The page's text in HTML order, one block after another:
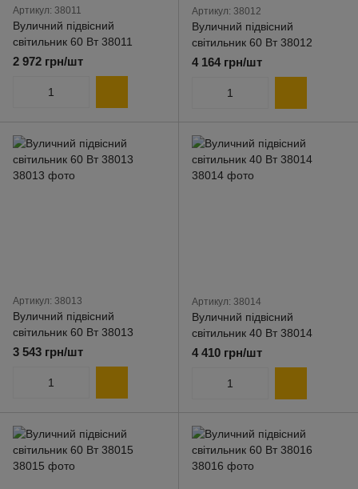
Артикул: 38011
Вуличний підвісний
світильник 60 Вт 38011
2 972 грн/шт
Артикул: 38012
Вуличний підвісний
світильник 60 Вт 38012
4 164 грн/шт
Артикул: 38013
Вуличний підвісний
світильник 60 Вт 38013
3 543 грн/шт
Артикул: 38014
Вуличний підвісний
світильник 40 Вт 38014
4 410 грн/шт